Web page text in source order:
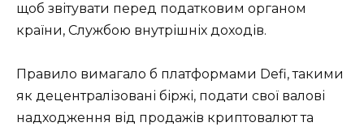
щоб звітувати перед податковим органом
країни, Службою внутрішніх доходів.
Правило вимагало б платформами Defi, такими
як децентралізовані біржі, подати свої валові
надходження від продажів криптовалют та